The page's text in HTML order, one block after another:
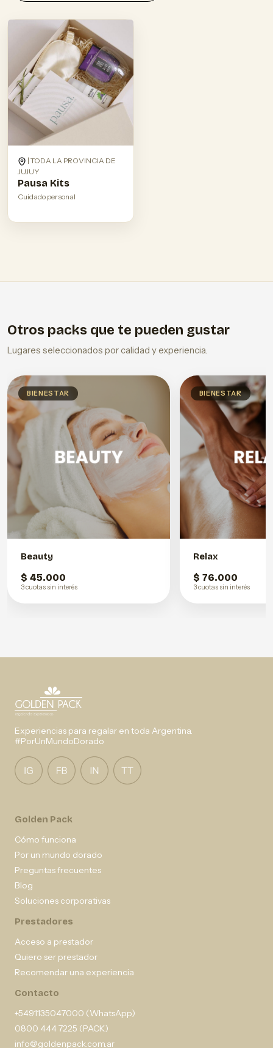
| TODA LA PROVINCIA DE
JUJUY
Pausa Kits
Cuidado personal
Otros packs que te pueden gustar
Lugares seleccionados por calidad y experiencia.
BIENESTAR
Beauty
$ 45.000
3 cuotas sin interés
BIENESTAR
Relax
$ 76.000
3 cuotas sin interés
Experiencias para regalar en toda Argentina.
#PorUnMundoDorado
Golden Pack
Cómo funciona
Por un mundo dorado
Preguntas frecuentes
Blog
Soluciones corporativas
Prestadores
Acceso a prestador
Quiero ser prestador
Recomendar una experiencia
Contacto
+5491135047000 (WhatsApp)
0800 444 7225 (PACK)
info@goldenpack.com.ar